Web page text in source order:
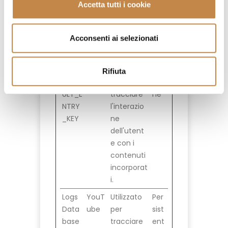
Accetta tutti i cookie
Acconsenti ai selezionati
Rifiuta
dell'utent
e con i
contenuti
incorporat
i.
ULT_E
NTRY
_KEY
YouT Utilizzato
tracciare
l'interazio
ne
dell'utent
e con i
contenuti
incorporat
i.
ne
Logs
Data
base
YouT
ube
Utilizzato
per
tracciare
Per
sist
ent